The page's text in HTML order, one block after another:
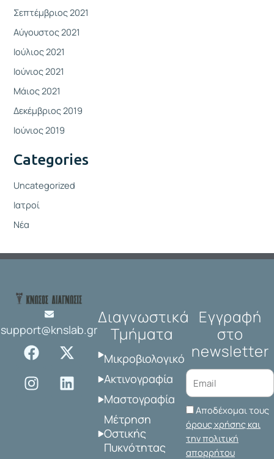
Σεπτέμβριος 2021
Αύγουστος 2021
Ιούλιος 2021
Ιούνιος 2021
Μάιος 2021
Δεκέμβριος 2019
Ιούνιος 2019
Categories
Uncategorized
Ιατροί
Νέα
support@knslab.gr
F
a
c
e
X
-
t
w
I
n
s
t
L
i
n
k
Διαγνωστικά
Τμήματα
Μικροβιολογικό
Ακτινογραφία
Μαστογραφία
Μέτρηση
Οστικής
Πυκνότητας
Εγγραφή
στο
newsletter
Αποδέχομαι τους
όρους χρήσης και
την πολιτική
απορρήτου